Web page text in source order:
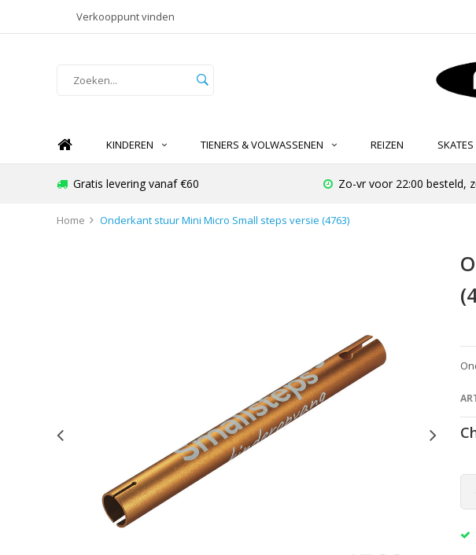
Verkooppunt vinden
KINDEREN TIENERS & VOLWASSENEN REIZEN SKATES
Gratis levering vanaf €60 Zo-vr voor 22:00 besteld,
Home Onderkant stuur Mini Micro Small steps versie (4763)